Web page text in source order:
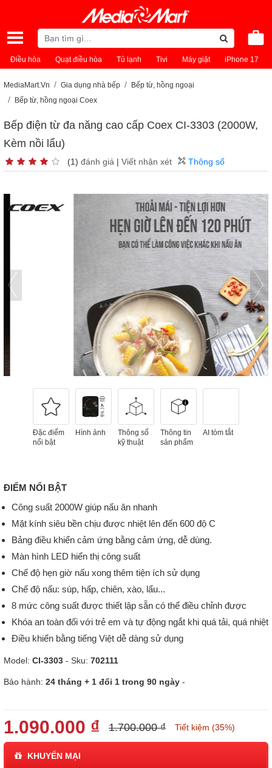
Điều hòa Quạt điều hòa Tủ lạnh Tivi Máy giặt iPhone 17
MediaMart.Vn Gia dụng nhà bếp
Bếp từ, hồng ngoại
Bếp từ, hồng ngoại Coex
Bếp điện từ đa năng cao cấp Coex CI-3303 (2000W,
Kèm nồi lẩu)
(1) đánh giá | Viết nhận xét Thông số
Đặc điểm
nổi bật
Hình ảnh
Thông số
kỹ thuật
Thông tin
sản phẩm
AI tóm tắt
ĐIỂM NỔI BẬT
Công suất 2000W giúp nấu ăn nhanh
Mặt kính siêu bền chịu được nhiệt lên đến 600 độ C
Bảng điều khiển cảm ứng bằng cảm ứng, dễ dùng.
Màn hình LED hiển thị công suất
Chế độ hẹn giờ nấu xong thêm tiện ích sử dụng
Chế độ nấu: súp, hấp, chiên, xào, lẩu...
8 mức công suất được thiết lập sẵn có thể điều chỉnh được
Khóa an toàn đối với trẻ em và tự động ngắt khi quá tải, quá nhiệt
Điều khiển bằng tiếng Việt dễ dàng sử dụng
Model: CI-3303 - Sku: 702111
Bảo hành: 24 tháng + 1 đổi 1 trong 90 ngày -
1.090.000 ₫ 1.700.000 ₫ Tiết kiệm (35%)
KHUYẾN MẠI